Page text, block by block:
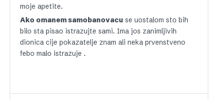
moje apetite.
Ako omanem samobanovacu se uostalom sto bih
bilo sta pisao istrazujte sami. Ima jos zanimljivih
dionica cije pokazatelje znam ali neka prvenstveno
febo malo istrazuje .